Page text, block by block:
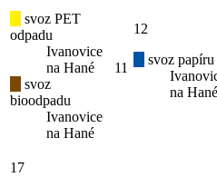
svoz PET
odpadu
Ivanovice
na Hané
svoz
bioodpadu
Ivanovice
na Hané
11
12
svoz papíru
na Hané
17